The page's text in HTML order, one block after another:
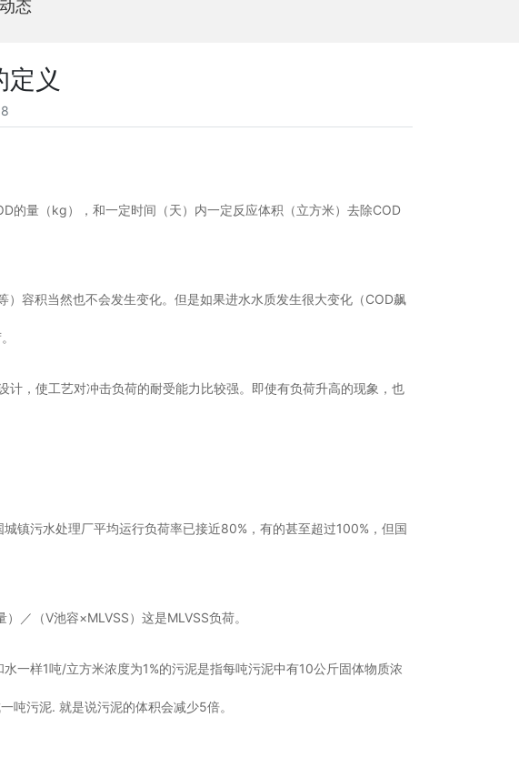
态
义
的量（kg），和一定时间（天）内一定反应体积（立方米）去除COD
容积当然也不会发生变化。但是如果进水水质发生很大变化（COD飙
，使工艺对冲击负荷的耐受能力比较强。即使有负荷升高的现象，也
镇污水处理厂平均运行负荷率已接近80%，有的甚至超过100%，但国
／（V池容×MLVSS）这是MLVSS负荷。
一样1吨/立方米浓度为1%的污泥是指每吨污泥中有10公斤固体物质浓
污泥. 就是说污泥的体积会减少5倍。